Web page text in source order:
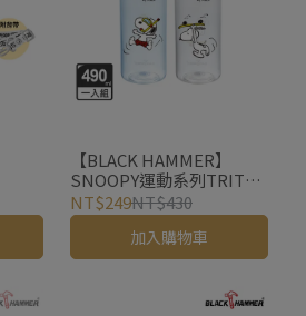
【BLACK HAMMER】
SNOOPY運動系列TRITAN
手提隨身瓶（兩款可選）
NT$249NT$430
加入購物車